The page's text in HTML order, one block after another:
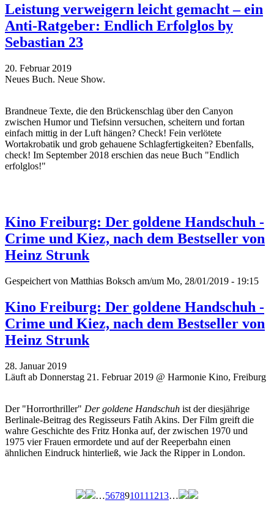
Leistung verweigern leicht gemacht – ein
Anti-Ratgeber: Endlich Erfolglos by
Sebastian 23
20. Februar 2019
Neues Buch. Neue Show.
Brandneue Texte, die den Brückenschlag über den Canyon
zwischen Humor und Tiefsinn versuchen, scheitern und fortan
einfach mittig in der Luft hängen? Check! Fein verlötete
Wortakrobatik und grob gehauene Schlagfertigkeiten? Ebenfalls,
check! Im September 2018 erschien das neue Buch "Endlich
erfolglos!"
Kino Freiburg: Der goldene Handschuh -
Crime und Kiez, nach dem Bestseller von
Heinz Strunk
Gespeichert von Matthias Boksch am/um Mo, 28/01/2019 - 19:15
Kino Freiburg: Der goldene Handschuh -
Crime und Kiez, nach dem Bestseller von
Heinz Strunk
28. Januar 2019
Läuft ab Donnerstag 21. Februar 2019 @ Harmonie Kino, Freiburg
Der "Horrorthriller" Der goldene Handschuh ist der diesjährige
Berlinale-Beitrag des Regisseurs Fatih Akins. Der Film greift die
wahre Geschichte des Fritz Honka auf, der zwischen 1970 und
1975 vier Frauen ermordete und auf der Reeperbahn einen
ähnlichen Eindruck hinterließ, wie Jack the Ripper in London.
…567891011 1213…